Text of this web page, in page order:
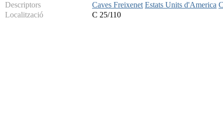
Descriptors
Caves Freixenet Estats Units d'America
Localització
C 25/110